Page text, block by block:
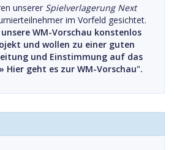
unserer Spielverlagerung Next
im Vorfeld gesichtet.
WM-Vorschau konstenlos
und wollen zu einer guten
und Einstimmung auf das
Hier geht es zur WM-Vorschau".